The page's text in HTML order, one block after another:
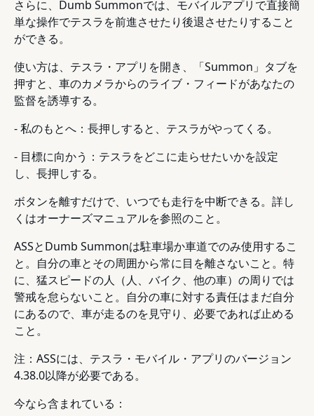
さらに、Dumb Summonでは、モバイルアプリで直接簡
単な操作でテスラを前進させたり後退させたりすること
ができる。
使い方は、テスラ・アプリを開き、「Summon」タブを
押すと、車のカメラからのライブ・フィードがあなたの
監督を誘導する。
- 私のもとへ：長押しすると、テスラがやってくる。
- 目標に向かう：テスラをどこに走らせたいかを設定
し、長押しする。
ボタンを離すだけで、いつでも走行を中断できる。詳し
くはオーナーズマニュアルを参照のこと。
ASSとDumb Summonは駐車場か車道でのみ使用するこ
と。自分の車とその周囲から常に目を離さないこと。特
に、猛スピードの人（人、バイク、他の車）の周りでは
警戒を怠らないこと。自分の車に対する責任はまだ自分
にあるので、車が走るのを見守り、必要であれば止める
こと。
注：ASSには、テスラ・モバイル・アプリのバージョン
4.38.0以降が必要である。
今なら含まれている：